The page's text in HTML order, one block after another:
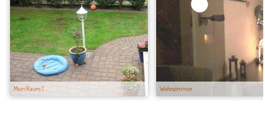
Mein Raum 1 Wohnzimmer